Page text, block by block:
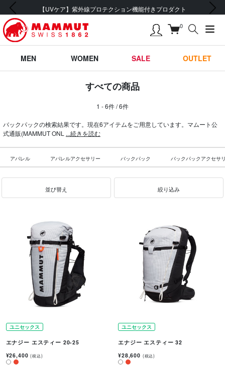
【UVケア】紫外線プロテクション機能付きプロダクト
前の画像 次の画像
0
MEN WOMEN SALE OUTLET
すべての商品
1 - 6件 / 6件
バックパックの検索結果です。現在6アイテムをご用意しています。マムート公
式通販(MAMMUT ONL ...続きを読む
アパレル アパレルアクセサリー バックパック バックパックアクセサ
並び替え 絞り込み
ユニセックス
エナジー エスティー 20-25
¥26,400(税込)
ユニセックス
エナジー エスティー 32
¥28,600 (税込)